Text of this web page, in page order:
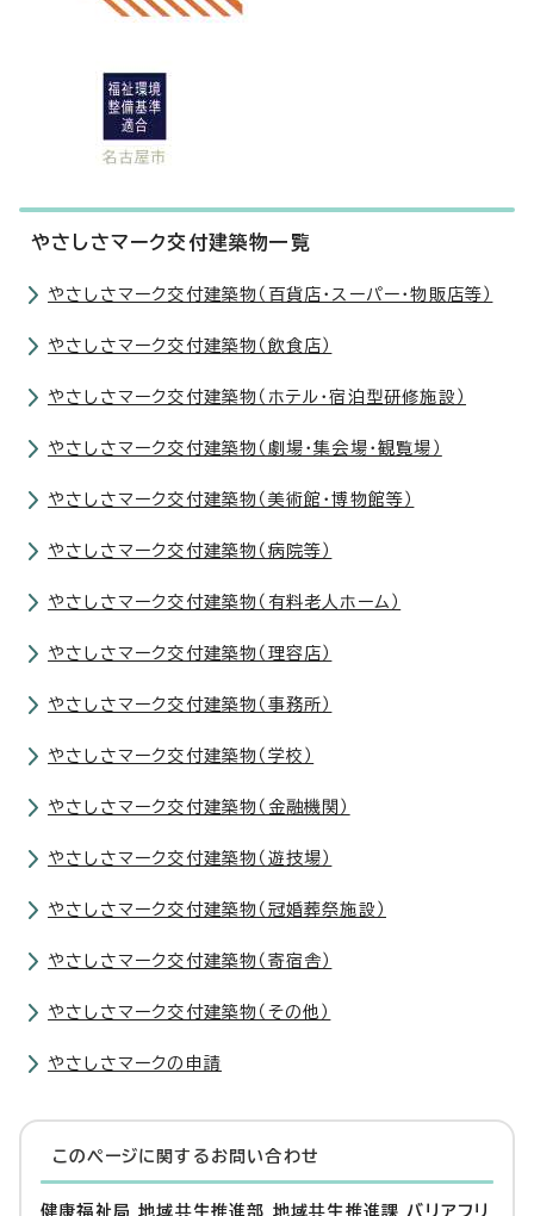
やさしさマーク交付建築物一覧
やさしさマーク交付建築物（百貨店・スーパー・物販店等）
やさしさマーク交付建築物（飲食店）
やさしさマーク交付建築物（ホテル・宿泊型研修施設）
やさしさマーク交付建築物（劇場・集会場・観覧場）
やさしさマーク交付建築物（美術館・博物館等）
やさしさマーク交付建築物（病院等）
やさしさマーク交付建築物（有料老人ホーム）
やさしさマーク交付建築物（理容店）
やさしさマーク交付建築物（事務所）
やさしさマーク交付建築物（学校）
やさしさマーク交付建築物（金融機関）
やさしさマーク交付建築物（遊技場）
やさしさマーク交付建築物（冠婚葬祭施設）
やさしさマーク交付建築物（寄宿舎）
やさしさマーク交付建築物（その他）
やさしさマークの申請
このページに関する お問い合わせ
健康福祉局 地域共生推進部 地域共生推進課 バリアフリ